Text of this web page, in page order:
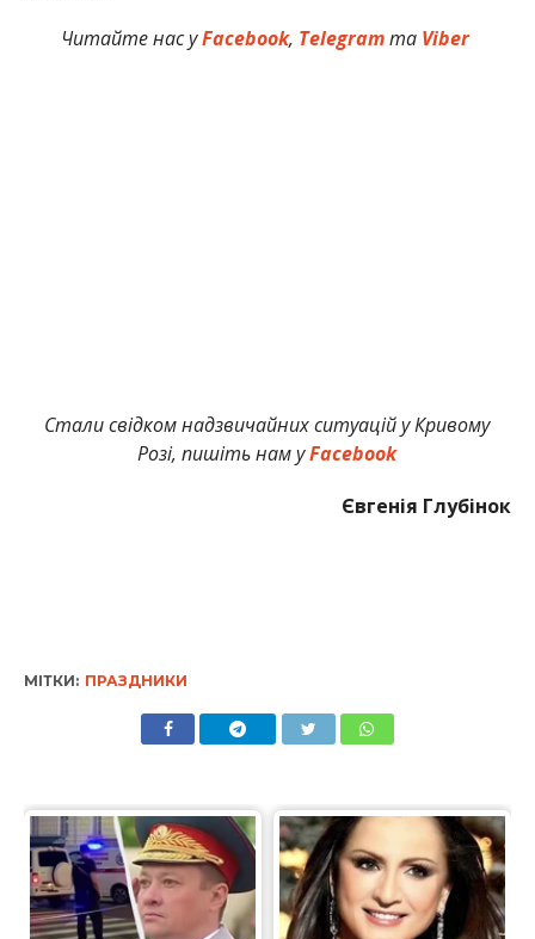
Читайте нас уFacebook, Telegramта Viber
Стали свідком надзвичайних ситуацій у Кривому
Розі, пишіть нам уFacebook
Євгенія Глубінок
МІТКИ: ПРАЗДНИКИ